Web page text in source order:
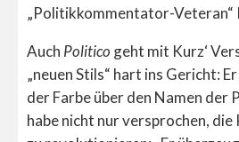
„Politikkommentator-Veteran“
Auch Politico geht mit Kurz‘
„neuen Stils“ hart ins Gericht:
der Farbe über den Namen der
habe nicht nur versprochen, die